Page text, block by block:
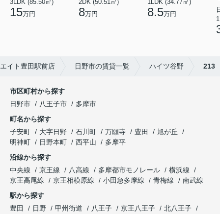
3LDK (85.50㎡)
15万円
2DK (50.51㎡)
8万円
1LDK (34.77㎡)
8.5万円
イト豊田駅前店 日野市の賃貸一覧 ハイツ谷野 213
市区町村から探す
日野市
八王子市
多摩市
町名から探す
子安町
大字日野 石川町 万願寺 豊田
旭が丘
明神町
日野本町 西平山
多摩平
沿線から探す
中央線
京王線 八高線 多摩都市モノレール
横浜線
京王高尾線
京王相模原線 小田急多摩線 青梅線
南武線
駅から探す
豊田
日野 甲州街道 八王子 京王八王子
北八王子